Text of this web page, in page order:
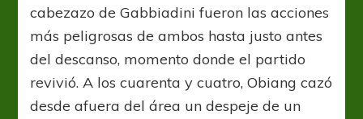
cabezazo de Gabbiadini fueron las acciones
más peligrosas de ambos hasta justo antes
del descanso, momento donde el partido
revivió. A los cuarenta y cuatro, Obiang cazó
desde afuera del área un despeje de un